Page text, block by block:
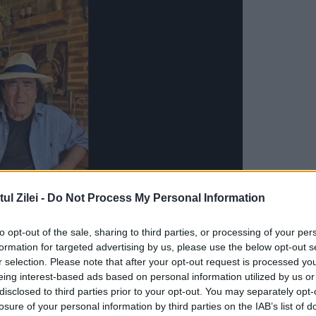
Zilei - Do Not Process My Personal Information
opt-out of the sale, sharing to third parties, or processing of your
for targeted advertising by us, please use the below opt-out
selection. Please note that after your opt-out request is processed
interest-based ads based on personal information utilized by us
to third parties prior to your opt-out. You may separately
of your personal information by third parties on the IAB’s list of
roți în fața unor clădiri insalubre. Mascații
curte sunt scoși, pe tărgi sau în brațe, zeci
ținuți în condiții de lagăr.